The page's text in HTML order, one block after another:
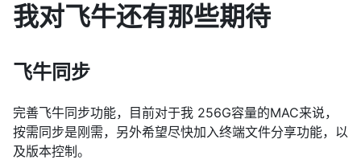
我对飞牛还有那些期待
飞牛同步
完善飞牛同步功能，目前对于我 256G容量的MAC来说，
按需同步是刚需，另外希望尽快加入终端文件分享功能，以
及版本控制。